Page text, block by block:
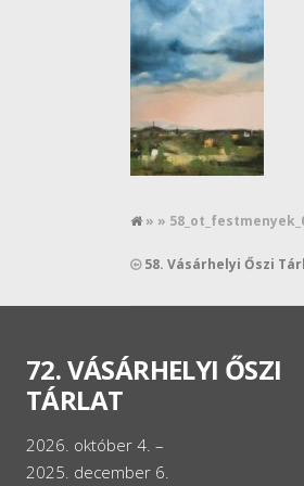
» »
58. Vásárhelyi Őszi
72. VÁSÁRHELYI ŐSZI
TÁRLAT
2026. október 4. –
2025. december 6.